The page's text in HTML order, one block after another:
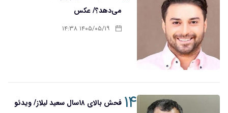
می‌دهد؟/ عکس
۱۴۰۵/۰۵/۱۹ ۱۴:۳۸
۱۴ فحش بالای ۱۸سال سعید لیلاز/ ویدئو